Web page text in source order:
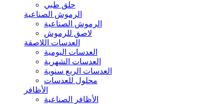
حلق طبي
الرموش الصناعية
الرموش الصناعية
لاصق للرموش
العدسات اللاصقة
العدسات اليومية
العدسات الشهرية
العدسات الربع سنوية
محلول للعدسات
الأظافر
الأظافر الصناعية